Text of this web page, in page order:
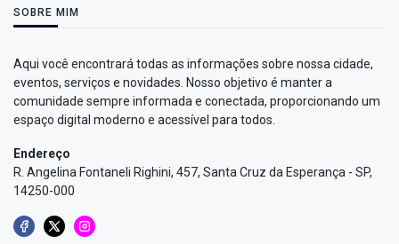
SOBRE MIM
Aqui você encontrará todas as informações sobre nossa cidade,
eventos, serviços e novidades. Nosso objetivo é manter a
comunidade sempre informada e conectada, proporcionando um
espaço digital moderno e acessível para todos.
Endereço
R. Angelina Fontaneli Righini, 457, Santa Cruz da Esperança - SP,
14250-000